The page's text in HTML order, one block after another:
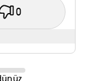
0